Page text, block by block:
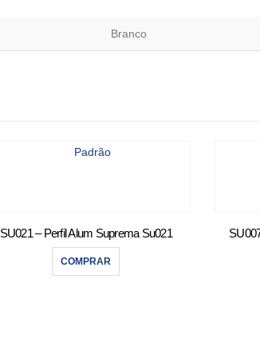
Branco
SU021 – Perfil Alum Suprema Su021
COMPRAR